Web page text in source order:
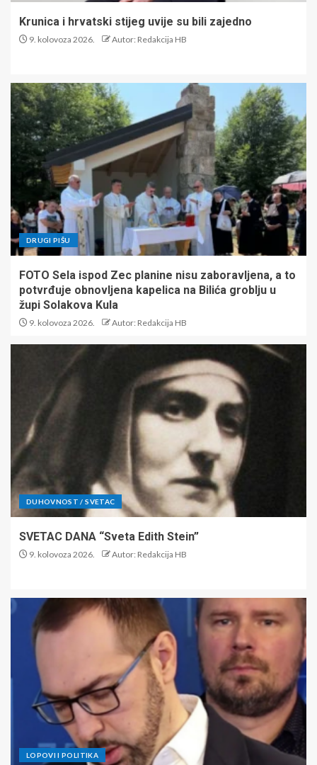
Krunica i hrvatski stijeg uvije su bili zajedno
9. kolovoza 2026. Autor: Redakcija HB
DRUGI PIŠU
FOTO Sela ispod Zec planine nisu zaboravljena, a to
potvrđuje obnovljena kapelica na Bilića groblju u
župi Solakova Kula
9. kolovoza 2026. Autor: Redakcija HB
DUHOVNOST / SVETAC
SVETAC DANA “Sveta Edith Stein”
9. kolovoza 2026. Autor: Redakcija HB
LOPOVI I POLITIKA